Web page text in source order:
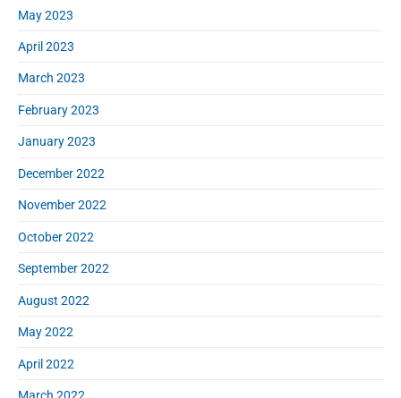
May 2023
April 2023
March 2023
February 2023
January 2023
December 2022
November 2022
October 2022
September 2022
August 2022
May 2022
April 2022